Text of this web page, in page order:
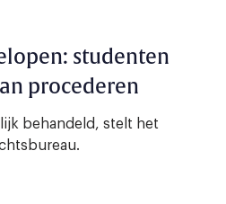
studenten
procederen
behandeld, stelt het